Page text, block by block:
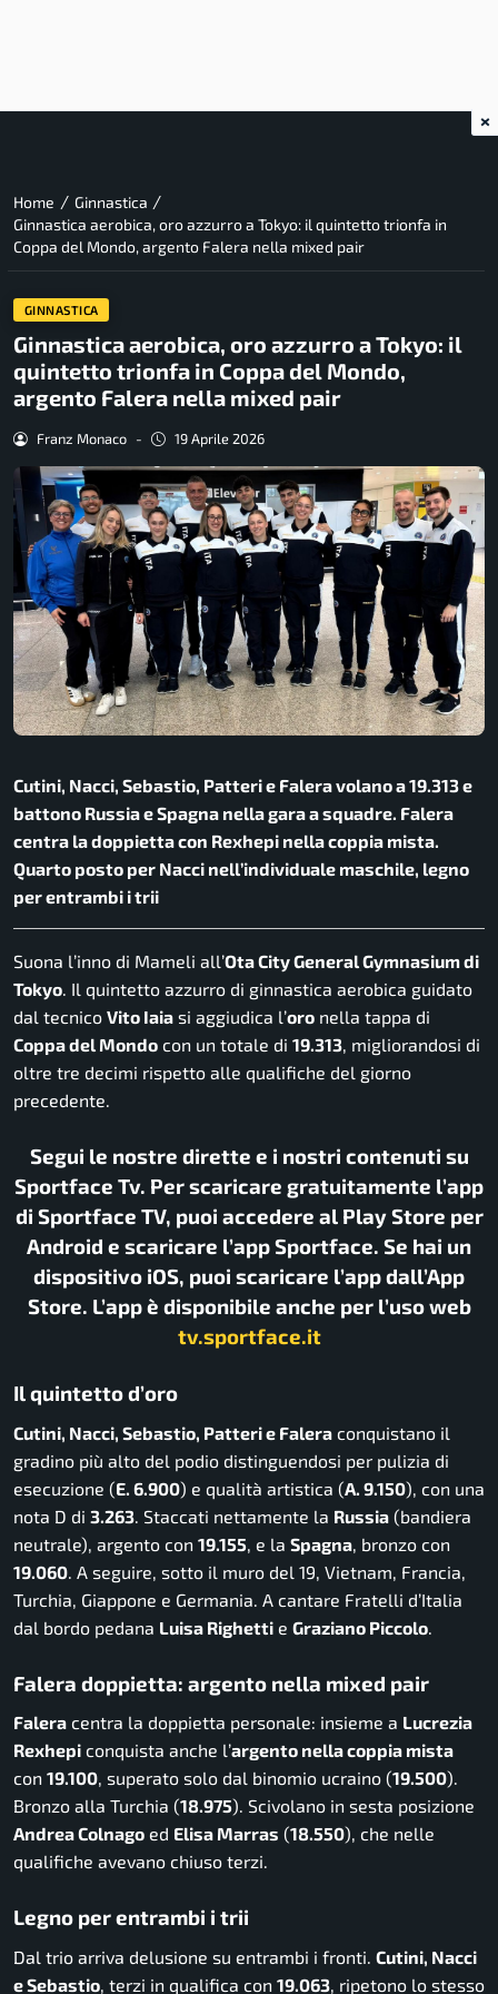
Home / Ginnastica /
Ginnastica aerobica, oro azzurro a Tokyo: il quintetto trionfa in
Coppa del Mondo, argento Falera nella mixed pair
GINNASTICA
Ginnastica aerobica, oro azzurro a Tokyo: il
quintetto trionfa in Coppa del Mondo,
argento Falera nella mixed pair
Franz Monaco - 19 Aprile 2026
Cutini, Nacci, Sebastio, Patteri e Falera volano a 19.313 e
battono Russia e Spagna nella gara a squadre. Falera
centra la doppietta con Rexhepi nella coppia mista.
Quarto posto per Nacci nell’individuale maschile, legno
per entrambi i trii
Suona l’inno di Mameli all’Ota City General Gymnasium di
Tokyo. Il quintetto azzurro di ginnastica aerobica guidato
dal tecnico Vito Iaia si aggiudica l’oro nella tappa di
Coppa del Mondo con un totale di 19.313, migliorandosi di
oltre tre decimi rispetto alle qualifiche del giorno
precedente.
Segui le nostre dirette e i nostri contenuti su
Sportface Tv. Per scaricare gratuitamente l’app
di Sportface TV, puoi accedere al Play Store per
Android e scaricare l’app Sportface. Se hai un
dispositivo iOS, puoi scaricare l’app dall’App
Store. L’app è disponibile anche per l’uso web
tv.sportface.it
Il quintetto d’oro
Cutini, Nacci, Sebastio, Patteri e Falera conquistano il
gradino più alto del podio distinguendosi per pulizia di
esecuzione (E. 6.900) e qualità artistica (A. 9.150), con una
nota D di 3.263 . Staccati nettamente la Russia (bandiera
neutrale), argento con 19.155 , e la Spagna , bronzo con
19.060 . A seguire, sotto il muro del 19, Vietnam, Francia,
Turchia, Giappone e Germania. A cantare Fratelli d’Italia
dal bordo pedana Luisa Righetti e Graziano Piccolo
Falera doppietta: argento nella mixed pair
Falera centra la doppietta personale: insieme a Lucrezia
Rexhepi conquista anche l’argento nella coppia mista
con 19.100, superato solo dal binomio ucraino (19.500).
Bronzo alla Turchia (18.975). Scivolano in sesta posizione
Andrea Colnago ed Elisa Marras (18.550), che nelle
qualifiche avevano chiuso terzi.
Legno per entrambi i trii
Dal trio arriva delusione su entrambi i fronti. Cutini, Nacci
e Sebastio, terzi in qualifica con 19.063, ripetono lo stesso
×